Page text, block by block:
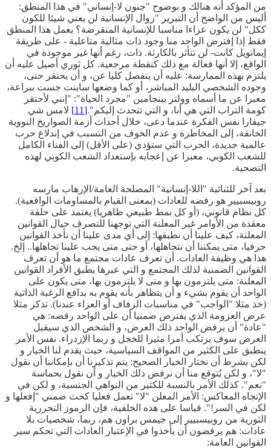
من المؤكد أنه هنالك و بوضوح "جنون لا-إنساني" في هذا المنطق:
أليس من الواضح أن التبرير "زوال الإنسانية لن يعني شيئا للكون
ككل" لن يكون عزاءا مناسبا للإنسانية المنقرضة؟ يعمل هذا المنطق
فقط إذا إفترض الواحد منا وجود ذات مثالية متاعلية - على طريقة
إيمانويل كانت- لن تتأثر بالكارثة. ذات، رغم أنها غير موجودة في
الواقع، إلا أنها فعالة مع ذلك كنقطة مرجعية. كل ثوري أصيل عليه أن
يلتزم بهذه الممارسة: عليه أن ينفصل كليا عن، و أن يحتقر حتى،
وجوده الشخصي البليد المباشر، أو كما وضعها ساينت جست ببراعة،
معبرا عن ما أسماه وولتر بينجامين "مجرد الحياة": "إنني لأحتقر
كومة التراب التي هي أنا، و التي تتحدث إليكم".[11]
لامس شي
جيفارا نفس الفكرة عندما دعى، خلال أحداث أزمة الصواريخ النووية
الخانقة، إلى المخاطرة و عدم الخوف من التسبب في إندلاع حرب
عالمية جديدة، الحرب التي ستؤدي (على الأقل) إلى الفناء الكامل
للشعب الكوبي، معبرا عن إعجابه بإستعداد الشعب الكوبي لهذه
التضحية.
بعد آخر للثنائية "اللا-إنسانية" المصلحة العامة/الإرهاب مارسه
روبيسبيير هو رفضه للعادات (بمعنى القيام بالمساومات الواقعية).
كل نظام قانوني، (أو كل نمط طبيعي ظاهريا) يعتمد على حلقة
معقدة من الأوامر غير المعلنة التي توجهنا للتصرف حيال القوانين
المعلنة، كيف علينا أن نطبقها: إلى أي مدى علينا أن نأخذ القوانين
حرفيا، متى يمكننا أن نتجاهلها، أو حتى متى يجب علينا تجاهلها.. إلخ.
هذا هي وظيفة العادات. أن تعرف عادات مجتمع ما هو أن تعرف
القوانين الضمنية لذلك المجتمع و التي عبرها يطبق الأفراد القوانين
المعلنة: متى يلتزمون بها و متى لا يلتزمون بها، متى يكون على
الواحد أن يقوم بشيء و أن يتظاهر بأنه يقوم به بدافع الرغبة الذاتية
(خذ مثلا "الواجب" في مناسبات الزفاف أو العزاء عندنا). تذكر مثلا
عرض العزومة الذي يفترض ضمنيا أن على الواحد رفضه: هي
"عادة" أن يرفض الواحد ذلك العرض، و الشخص الذي سيقبل
العرض سوف يرتكب أمرا مثيرا للخجل و ربما الإزدراء. نفس الأمر
ينطبق على الكثير من المواقف السياسية، حيث يقدم لنا الخيار و
لكن بشرط أن نختار الخيار الصحيح: يتم تذكيرنا أن بإمكاننا أن نقول
"لا"، و لكن يُتوقع منا أن نرفض ذلك الخيار و أن نقول بحماسة
"نعم". كذلك الأمر بالنسبة للكثير من النواهي الجنسية، و لكن في
الإتجاه المعاكس: الأمر المعلن "لا" تعمل فعليا كحث ضمني "إفعلها و
لكن في السر!". قياسا على هذه الخلفية، فإن الرموز التحررية
الثورية من روبيسبيير إلى جيمس براون هم، ربما، شخصيات بلا
عادات: هم يرفضون أن يأخذوا في الإعتبار العادات التي تحكم سير
القوانين العامة: